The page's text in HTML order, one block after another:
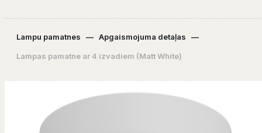
Lampu pamatnes — Apgaismojuma detaļas —
Lampas pamatne ar 4 izvadiem (Matt White)